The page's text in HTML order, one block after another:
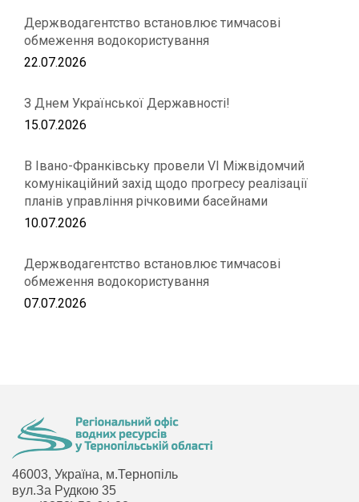
Держводагентство встановлює тимчасові
обмеження водокористування
22.07.2026
З Днем Української Державності!
15.07.2026
В Івано-Франківську провели VІ Міжвідомчий
комунікаційний захід щодо прогресу реалізації
планів управління річковими басейнами
10.07.2026
Держводагентство встановлює тимчасові
обмеження водокористування
07.07.2026
46003, Україна, м.Тернопіль
вул.За Рудкою 35